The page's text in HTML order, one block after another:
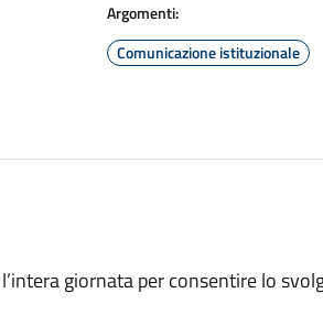
Argomenti:
Comunicazione istituzionale
giornata per consentire lo